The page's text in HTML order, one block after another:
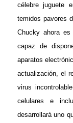
célebre juguete
temidos pavores
Chucky ahora es
capaz de
aparatos
actualización, el
virus
celulares e
desarrollará uno